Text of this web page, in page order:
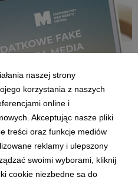
Gdynia zaprasza na
fake newsach
naszej strony
korzystania z naszych
online i
Akceptując nasze pliki
treści oraz funkcje mediów
reklamy i ulepszony
swoimi wyborami, kliknij
cookie niezbędne są do